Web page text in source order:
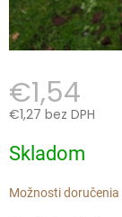
€1,54
€1,27 bez DPH
cena:
Skladom
Možnosti doručenia